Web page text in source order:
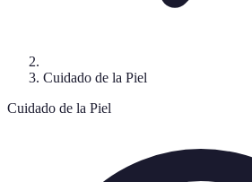
Cuidado de la Piel
Cuidado de la Piel